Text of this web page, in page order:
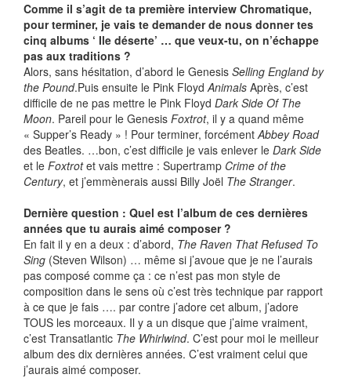
Comme il s’agit de ta première interview Chromatique,
pour terminer, je vais te demander de nous donner tes
cinq albums ‘ Ile déserte’ … que veux-tu, on n’échappe
pas aux traditions ?
Alors, sans hésitation, d’abord le Genesis Selling England by
the Pound.Puis ensuite le Pink FloydAnimals Après, c’est
difficile de ne pas mettre le Pink Floyd Dark Side Of The
Moon. Pareil pour le Genesis Foxtrot, il y a quand même
« Supper’s Ready » ! Pour terminer, forcémentAbbey Road
des Beatles. …bon, c’est difficile je vais enlever le Dark Side
et le Foxtrotet vais mettre : Supertramp Crime of the
Century, et j’emmènerais aussi Billy Joël The Stranger.
Dernière question : Quel est l’album de ces dernières
années que tu aurais aimé composer ?
En fait il y en a deux : d’abord, The Raven That Refused To
Sing (Steven Wilson) … même si j’avoue que je ne l’aurais
pas composé comme ça : ce n’est pas mon style de
composition dans le sens où c’est très technique par rapport
à ce que je fais …. par contre j’adore cet album, j’adore
TOUS les morceaux. Il y a un disque que j’aime vraiment,
c’est Transatlantic The Whirlwind. C’est pour moi le meilleur
album des dix dernières années. C’est vraiment celui que
j’aurais aimé composer.